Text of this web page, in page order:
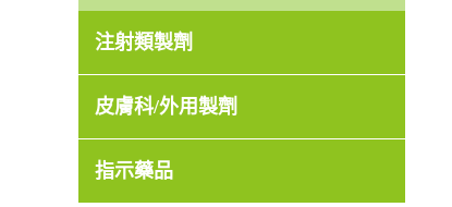
注射類製劑
皮膚科/外用製劑
指示藥品